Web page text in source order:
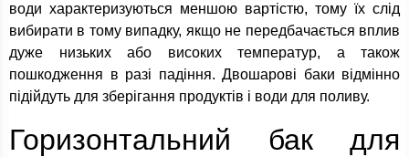
води характеризуються меншою вартістю, тому їх слід
вибирати в тому випадку, якщо не передбачається вплив
дуже низьких або високих температур, а також
пошкодження в разі падіння. Двошарові баки відмінно
підійдуть для зберігання продуктів і води для поливу.
Горизонтальний бак для